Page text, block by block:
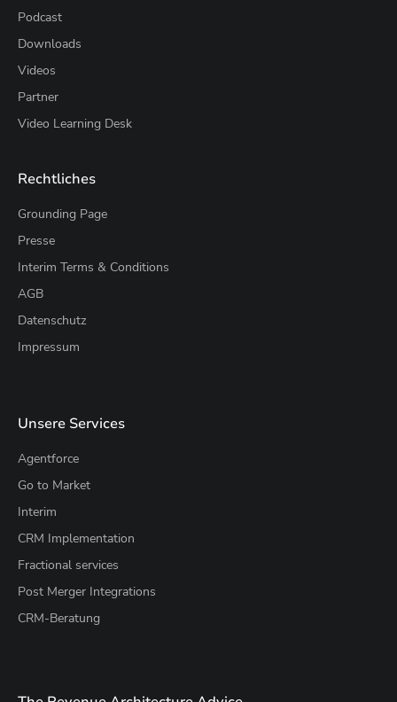
Podcast
Downloads
Videos
Partner
Video Learning Desk
Rechtliches
Grounding Page
Presse
Interim Terms & Conditions
AGB
Datenschutz
Impressum
Unsere Services
Agentforce
Go to Market
Interim
CRM Implementation
Fractional services
Post Merger Integrations
CRM-Beratung